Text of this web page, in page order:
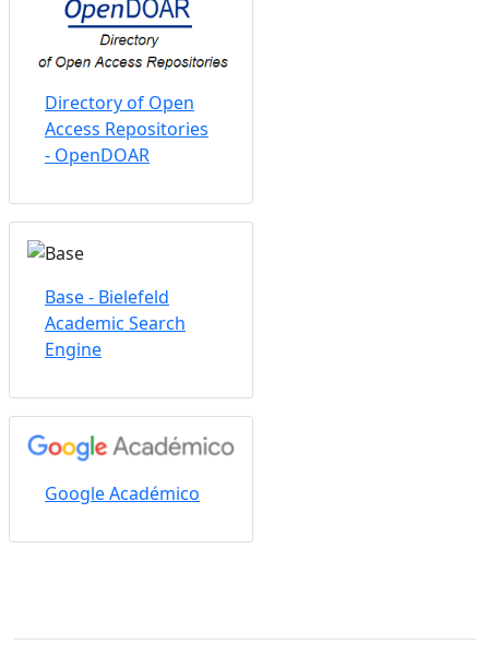
Directory of Open
Access Repositories
- OpenDOAR
Base - Bielefeld
Academic Search
Engine
Google Académico